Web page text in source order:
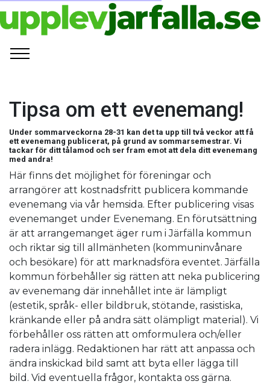
Tipsa om ett evenemang!
Under sommarveckorna 28-31 kan det ta upp till två veckor att få
ett evenemang publicerat, på grund av sommarsemestrar. Vi
tackar för ditt tålamod och ser fram emot att dela ditt evenemang
med andra!
Här finns det möjlighet för föreningar och
arrangörer att kostnadsfritt publicera kommande
evenemang via vår hemsida. Efter publicering visas
evenemanget under Evenemang. En förutsättning
är att arrangemanget äger rum i Järfälla kommun
och riktar sig till allmänheten (kommuninvånare
och besökare) för att marknadsföra eventet. Järfälla
kommun förbehåller sig rätten att neka publicering
av evenemang där innehållet inte är lämpligt
(estetik, språk- eller bildbruk, stötande, rasistiska,
kränkande eller på andra sätt olämpligt material). Vi
förbehåller oss rätten att omformulera och/eller
radera inlägg. Redaktionen har rätt att anpassa och
ändra inskickad bild samt att byta eller lägga till
bild. Vid eventuella frågor, kontakta oss gärna.